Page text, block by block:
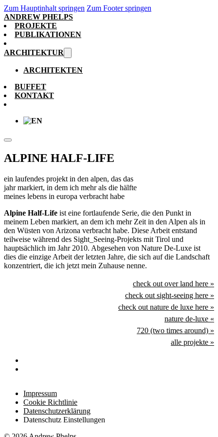
Zum Hauptinhalt springen Zum Footer springen
ANDREW PHELPS
PROJEKTE
PUBLIKATIONEN
ARCHITEKTUR
ARCHITEKTEN
BUFFET
KONTAKT
ALPINE HALF-LIFE
ein laufendes projekt in den alpen, das das
jahr markiert, in dem ich mehr als die hälfte
meines lebens in europa verbracht habe
Alpine Half-Life ist eine fortlaufende Serie, die den Punkt in
meinem Leben markiert, an dem ich mehr Zeit in den Alpen als in
den Wüsten von Arizona verbracht habe. Diese Arbeit entstand
teilweise während des Sight_Seeing-Projekts mit Tirol und
hauptsächlich im Jahr 2010. Abgesehen von Nature De-Luxe ist
dies die einzige Arbeit der letzten Jahre, die sich auf die Landschaft
konzentriert, die ich jetzt mein Zuhause nenne.
check out over land here »
check out sight-seeing here »
check out nature de luxe here »
nature de-luxe «
720 (two times around) »
alle projekte »
Impressum
Cookie Richtlinie
Datenschutzerklärung
Datenschutz Einstellungen